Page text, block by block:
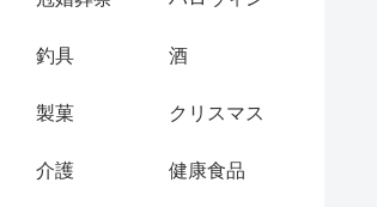
釣具 酒
製菓 クリスマス
介護 健康食品